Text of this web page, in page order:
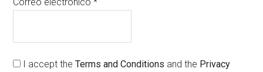
I accept theTerms and Conditions and the Privacy